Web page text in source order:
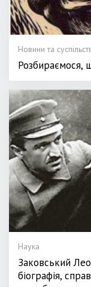
Новини та
Розбираємося,
Наука
Заковський
біографія,